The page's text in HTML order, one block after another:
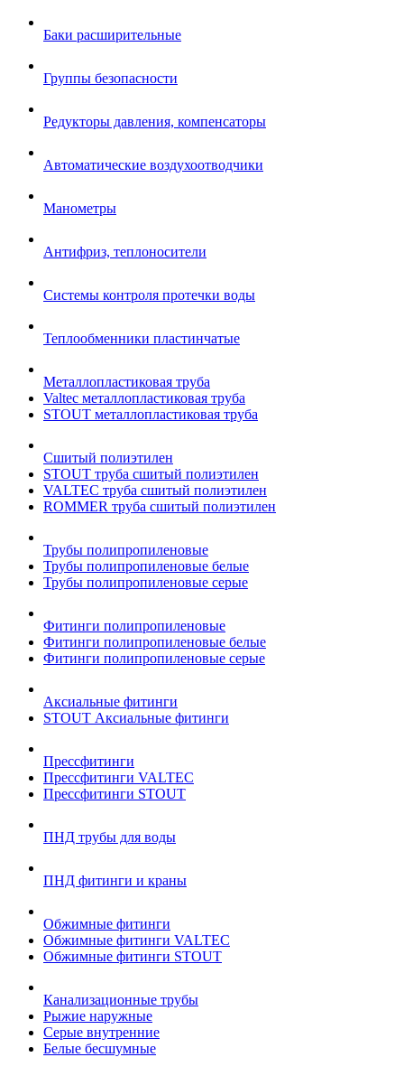
Баки расширительные
Группы безопасности
Редукторы давления, компенсаторы
Автоматические воздухоотводчики
Манометры
Антифриз, теплоносители
Системы контроля протечки воды
Теплообменники пластинчатые
Металлопластиковая труба
Valtec металлопластиковая труба
STOUT металлопластиковая труба
Сшитый полиэтилен
STOUT труба сшитый полиэтилен
VALTEC труба сшитый полиэтилен
ROMMER труба сшитый полиэтилен
Трубы полипропиленовые
Трубы полипропиленовые белые
Трубы полипропиленовые серые
Фитинги полипропиленовые
Фитинги полипропиленовые белые
Фитинги полипропиленовые серые
Аксиальные фитинги
STOUT Аксиальные фитинги
Прессфитинги
Прессфитинги VALTEC
Прессфитинги STOUT
ПНД трубы для воды
ПНД фитинги и краны
Обжимные фитинги
Обжимные фитинги VALTEC
Обжимные фитинги STOUT
Канализационные трубы
Рыжие наружные
Серые внутренние
Белые бесшумные